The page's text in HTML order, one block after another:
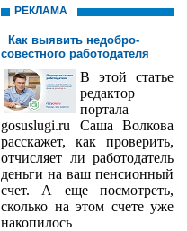
РЕКЛАМА
Как выявить недобро­
совестного работодателя
В этой статье
редактор
порта­ла
gosuslugi.ru Саша Волкова
расскажет, как проверить,
отчисляет ли работодатель
деньги на ваш пенсионный
счет. А еще посмотреть,
сколько на этом счете уже
накопилось